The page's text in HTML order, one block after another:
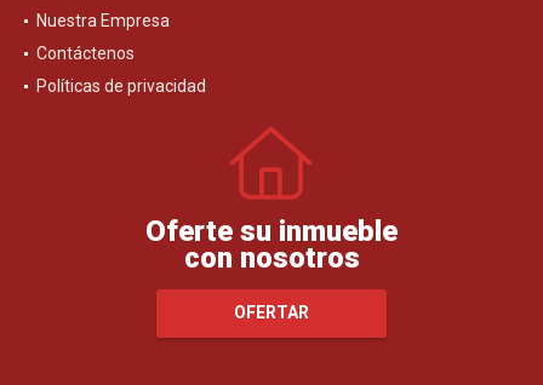
Nuestra Empresa
Contáctenos
Políticas de privacidad
Oferte su inmueble
con nosotros
OFERTAR